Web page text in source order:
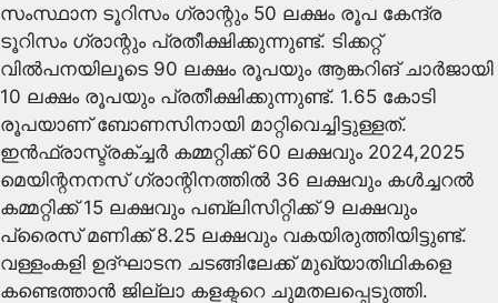
സംസ്ഥാന ടൂറിസം ഗ്രാന്റും 50 ലക്ഷം രൂപ കേന്ദ്ര
ടൂറിസം ഗ്രാന്റും പ്രതീക്ഷിക്കുന്നുണ്ട്. ടിക്കറ്റ്
വിൽപനയിലൂടെ 90 ലക്ഷം രൂപയും ആങ്കറിങ് ചാർജായി
10 ലക്ഷം രൂപയും പ്രതീക്ഷിക്കുന്നുണ്ട്. 1.65 കോടി
രൂപയാണ് ബോണസിനായി മാറ്റിവെച്ചിട്ടുള്ളത്.
ഇൻഫ്രാസ്ട്രക്ച്ചർ കമ്മറ്റിക്ക് 60 ലക്ഷവും 2024,2025
മെയിന്റനനസ് ഗ്രാന്റിനത്തിൽ 36 ലക്ഷവും കൾച്ചറൽ
കമ്മറ്റിക്ക് 15 ലക്ഷവും പബ്ലിസിറ്റിക്ക് 9 ലക്ഷവും
പ്രൈസ് മണിക്ക് 8.25 ലക്ഷവും വകയിരുത്തിയിട്ടുണ്ട്.
വള്ളംകളി ഉദ്ഘാടന ചടങ്ങിലേക്ക് മുഖ്യാതിഥികളെ
കണ്ടെത്താൻ ജില്ലാ കളക്ടറെ ചുമതലപ്പെടുത്തി.